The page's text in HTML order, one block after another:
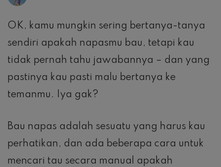
OK, kamu mungkin sering bertanya-tanya
sendiri apakah napasmu bau, tetapi kau
tidak pernah tahu jawabannya – dan yang
pastinya kau pasti malu bertanya ke
temanmu. Iya gak?
Bau napas adalah sesuatu yang harus kau
perhatikan, dan ada beberapa cara untuk
mencari tau secara manual apakah